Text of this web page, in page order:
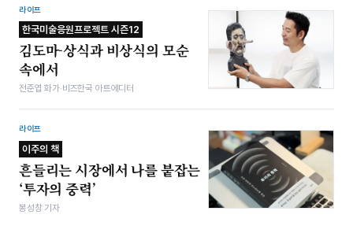
라이프
한국미술응원프로젝트 시즌12
김도마-상식과 비상식의 모순
속에서
전준엽 화가·비즈한국 아트에디터
라이프
이주의 책
흔들리는 시장에서 나를 붙잡는
‘투자의 중력’
봉성창 기자